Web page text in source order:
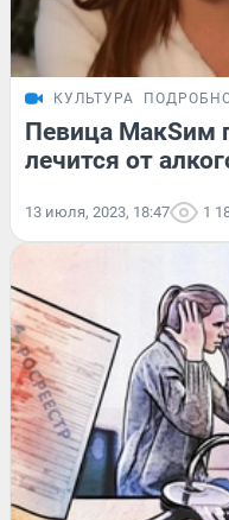
КУЛЬТУРА
Певица МакSим
лечится от
13 июля, 2023, 18:47 1